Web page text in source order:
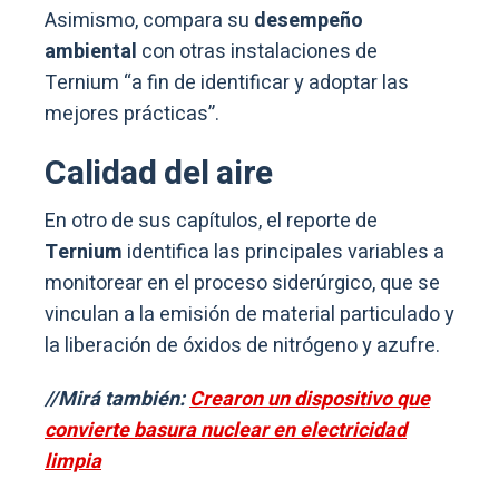
Asimismo, compara su desempeño
ambiental con otras instalaciones de
Ternium “a fin de identificar y adoptar las
mejores prácticas”.
Calidad del aire
En otro de sus capítulos, el reporte de
Ternium identifica las principales variables a
monitorear en el proceso siderúrgico, que se
vinculan a la emisión de material particulado y
la liberación de óxidos de nitrógeno y azufre.
//Mirá también:Crearon un dispositivo que
convierte basura nuclear en electricidad
limpia